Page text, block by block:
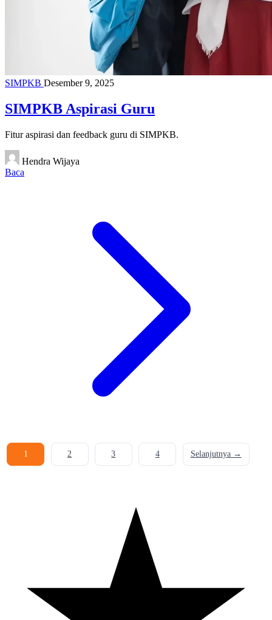
SIMPKB Desember 9, 2025
SIMPKB Aspirasi Guru
Fitur aspirasi dan feedback guru di SIMPKB.
Hendra Wijaya
Baca
1 2 3 4 Selanjutnya →